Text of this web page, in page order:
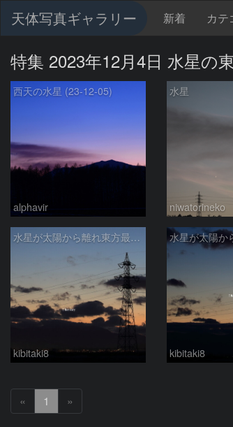
天体写真ギャラリー 新着 カテ
特集 2023年12月4日 水星の
西天の水星 (23-12-05)
alphavir
水星
niwatorineko
水星が太陽から離れ東方最大離角
kibitaki8 kibitaki8
« 1 »